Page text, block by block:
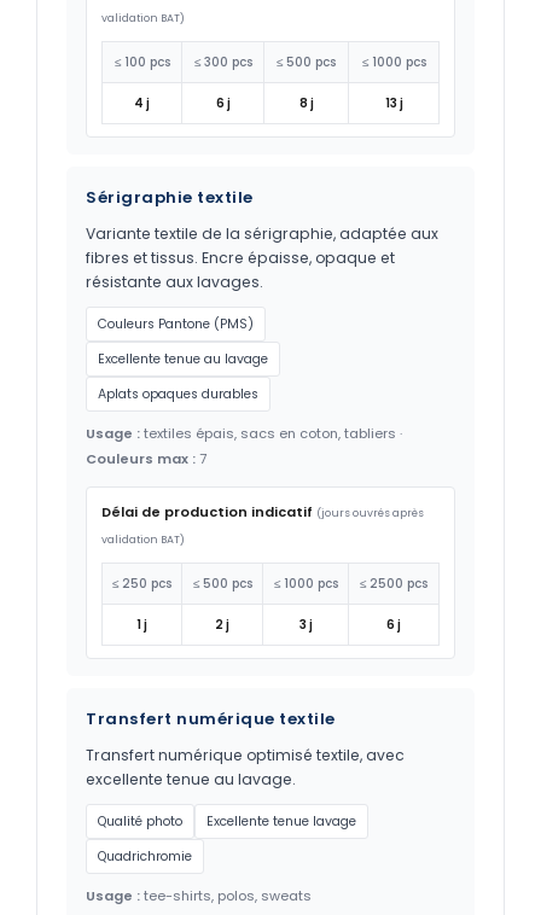
validation BAT)
≤ 100 pcs ≤ 300 pcs ≤ 500 pcs ≤ 1000 pcs
4 j 6 j 8 j 13 j
Sérigraphie textile
Variante textile de la sérigraphie, adaptée aux
fibres et tissus. Encre épaisse, opaque et
résistante aux lavages.
Couleurs Pantone (PMS)
Excellente tenue au lavage
Aplats opaques durables
Usage :textiles épais, sacs en coton, tabliers ·
Couleurs max :7
Délai de production indicatif (jours ouvrés après
validation BAT)
≤ 250 pcs ≤ 500 pcs ≤ 1000 pcs ≤ 2500 pcs
1 j 2 j 3 j 6 j
Transfert numérique textile
Transfert numérique optimisé textile, avec
excellente tenue au lavage.
Qualité photo
Excellente tenue lavage
Quadrichromie
Usage :tee-shirts, polos, sweats